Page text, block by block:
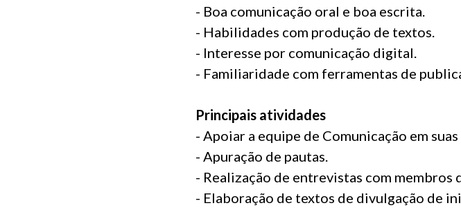
- Boa comunicação oral e boa escrita.
- Habilidades com produção de textos.
- Interesse por comunicação digital.
- Familiaridade com ferramentas de
Principais atividades
- Apoiar a equipe de Comunicação em
- Apuração de pautas.
- Realização de entrevistas com membros
- Elaboração de textos de divulgação de